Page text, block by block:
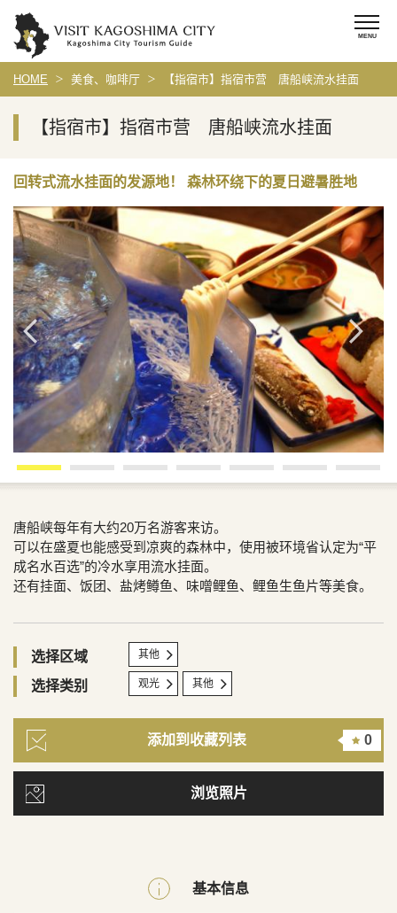
HOME 美食、咖啡厅 【指宿市】指宿市营 唐船峡流水挂面
【指宿市】指宿市营 唐船峡流水挂面
回转式流水挂面的发源地！ 森林环绕下的夏日避暑胜地
唐船峡每年有大约20万名游客来访。
可以在盛夏也能感受到凉爽的森林中，使用被环境省认定为“平
成名水百选”的冷水享用流水挂面。
还有挂面、饭团、盐烤鳟鱼、味噌鲤鱼、鲤鱼生鱼片等美食。
选择区域 其他
选择类别 观光 其他
添加到收藏列表 0
浏览照片
基本信息